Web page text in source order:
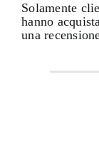
Solamente
hanno
una